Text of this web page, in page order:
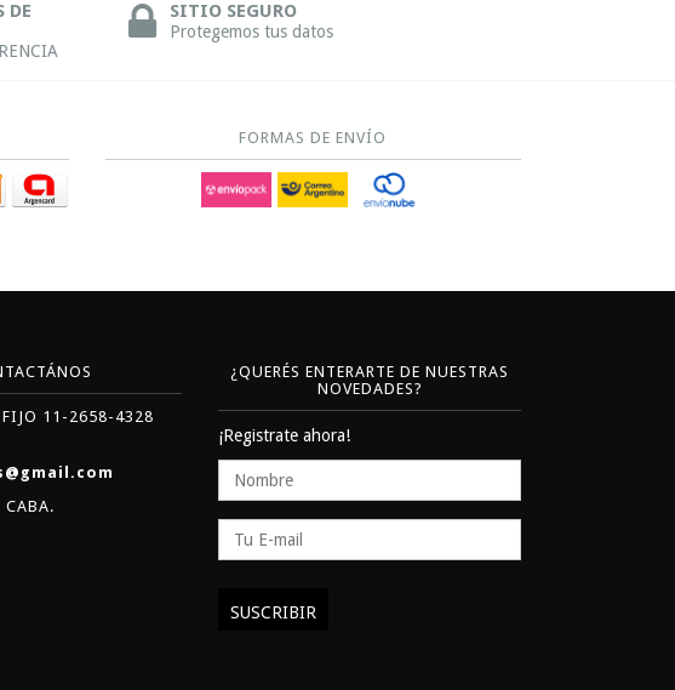
DE
SITIO SEGURO
Protegemos tus datos
FORMAS DE ENVÍO
FIJO 11-2658-4328
¿QUERÉS ENTERARTE DE NUESTRAS
NOVEDADES?
¡Registrate ahora!